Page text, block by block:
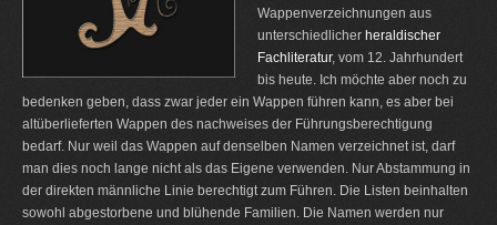
Wappenverzeichnungen aus
unterschiedlicher heraldischer
Fachliteratur, vom 12. Jahrhundert
bis heute. Ich möchte aber noch zu
bedenken geben, dass zwar jeder ein Wappen führen kann, es aber bei
altüberlieferten Wappen des nachweises der Führungsberechtigung
bedarf. Nur weil das Wappen auf denselben Namen verzeichnet ist, darf
man dies noch lange nicht als das Eigene verwenden. Nur Abstammung in
der direkten männliche Linie berechtigt zum Führen. Die Listen beinhalten
sowohl abgestorbene und blühende Familien. Die Namen werden nur